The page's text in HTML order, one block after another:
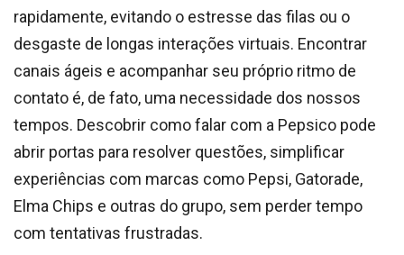
rapidamente, evitando o estresse das filas ou o
desgaste de longas interações virtuais. Encontrar
canais ágeis e acompanhar seu próprio ritmo de
contato é, de fato, uma necessidade dos nossos
tempos. Descobrir como falar com a Pepsico pode
abrir portas para resolver questões, simplificar
experiências com marcas como Pepsi, Gatorade,
Elma Chips e outras do grupo, sem perder tempo
com tentativas frustradas.